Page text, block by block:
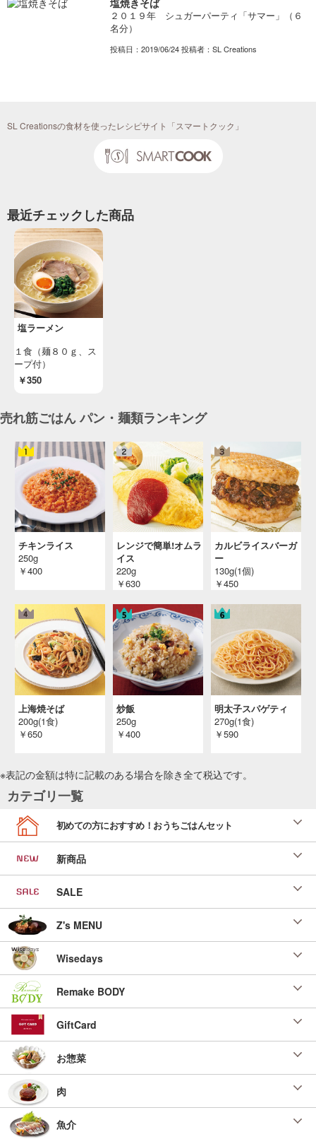
塩焼きそば
２０１９年 シュガーパーティ「サマー」（６
名分）
投稿日：2019/06/24 投稿者：SL Creations
SL Creationsの食材を使ったレシピサイト「スマートクック」
最近チェックした商品
塩ラーメン
１食（麺８０ｇ、ス
ープ付）
￥350
売れ筋ごはん パン・麺類ランキング
チキンライス
250g
￥400
レンジで簡単!オムラ
イス
220g
￥630
カルビライスバーガ
ー
130g(1個)
￥450
上海焼そば
200g(1食)
￥650
炒飯
250g
￥400
明太子スパゲティ
270g(1食)
￥590
※表記の金額は特に記載のある場合を除き全て税込です。
カテゴリ一覧
初めての方におすすめ！おうちごはんセット
新商品
SALE
Z's MENU
Wisedays
Remake BODY
GiftCard
お惣菜
肉
魚介